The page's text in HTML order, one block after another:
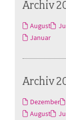
Archiv
August
Januar
Archiv
Dezember
August